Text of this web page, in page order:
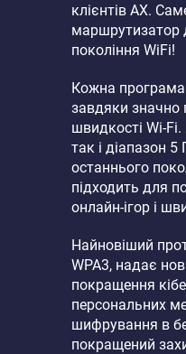
клієнтів AX.
маршрутизатор
покоління WiFi!
Кожна
завдяки значно
швидкості Wi-Fi.
так і діапазон
останнього
підходить для
онлайн-ігор і
Найновіший
WPA3, надає
покращення
персональних
шифрування в
покращений